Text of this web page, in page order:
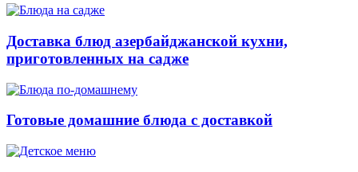
Доставка блюд азербайджанской кухни,
приготовленных на садже
Готовые домашние блюда с доставкой